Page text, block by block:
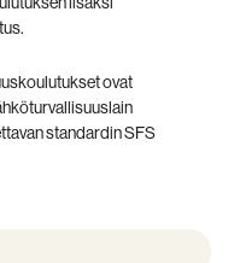
ovat
standardin SFS